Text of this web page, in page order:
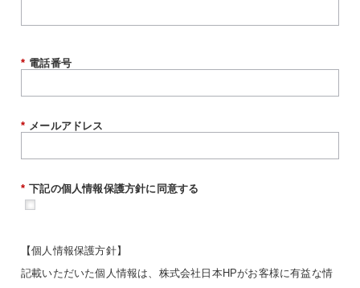
* 電話番号
* メールアドレス
* 下記の個人情報保護方針に同意する
【個人情報保護方針】
記載いただいた個人情報は、株式会社日本HPがお客様に有益な情